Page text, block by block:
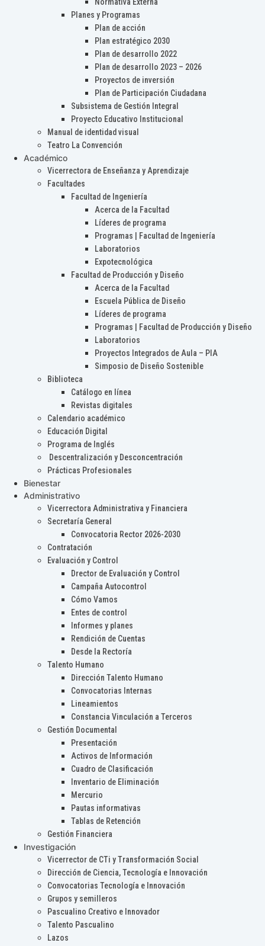
Normativa Externa
Planes y Programas
Plan de acción
Plan estratégico 2030
Plan de desarrollo 2022
Plan de desarrollo 2023 – 2026
Proyectos de inversión
Plan de Participación Ciudadana
Subsistema de Gestión Integral
Proyecto Educativo Institucional
Manual de identidad visual
Teatro La Convención
Académico
Vicerrectora de Enseñanza y Aprendizaje
Facultades
Facultad de Ingeniería
Acerca de la Facultad
Líderes de programa
Programas | Facultad de Ingeniería
Laboratorios
Expotecnológica
Facultad de Producción y Diseño
Acerca de la Facultad
Escuela Pública de Diseño
Líderes de programa
Programas | Facultad de Producción y Diseño
Laboratorios
Proyectos Integrados de Aula – PIA
Simposio de Diseño Sostenible
Biblioteca
Catálogo en línea
Revistas digitales
Calendario académico
Educación Digital
Programa de Inglés
Descentralización y Desconcentración
Prácticas Profesionales
Bienestar
Administrativo
Vicerrectora Administrativa y Financiera
Secretaría General
Convocatoria Rector 2026-2030
Contratación
Evaluación y Control
Drector de Evaluación y Control
Campaña Autocontrol
Cómo Vamos
Entes de control
Informes y planes
Rendición de Cuentas
Desde la Rectoría
Talento Humano
Dirección Talento Humano
Convocatorias Internas
Lineamientos
Constancia Vinculación a Terceros
Gestión Documental
Presentación
Activos de Información
Cuadro de Clasificación
Inventario de Eliminación
Mercurio
Pautas informativas
Tablas de Retención
Gestión Financiera
Investigación
Vicerrector de CTi y Transformación Social
Dirección de Ciencia, Tecnología e Innovación
Convocatorias Tecnología e Innovación
Grupos y semilleros
Pascualino Creativo e Innovador
Talento Pascualino
Lazos